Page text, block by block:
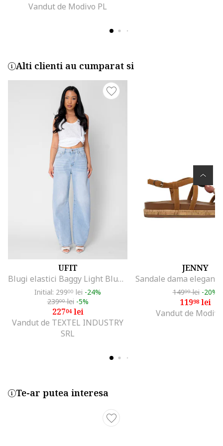
Vandut de Modivo PL
Alti clienti au cumparat si
UFIT
Blugi elastici Baggy Light Blue 21288, Albastru deschis
Initial: 29900 lei -24%
23900lei -5%
22704lei
Vandut de TEXTEL INDUSTRY
SRL
JENNY
14999lei -20%
11998lei
Vandut de
Te-ar putea interesa